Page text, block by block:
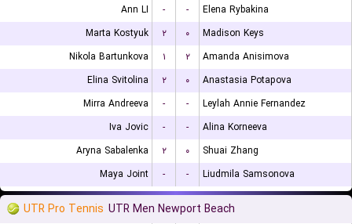
Ann LI - -
Elena Rybakina
Marta Kostyuk
۲ ۰
Madison Keys
Nikola Bartunkova
۱ ۲
Amanda Anisimova
Elina Svitolina
۲ ۰
Anastasia Potapova
Mirra Andreeva
- -
Leylah Annie Fernandez
Iva Jovic
- -
Alina Korneeva
Aryna Sabalenka
۲ ۰
Shuai Zhang
Maya Joint
- - Liudmila Samsonova
UTR Pro Tennis UTR Men Newport Beach